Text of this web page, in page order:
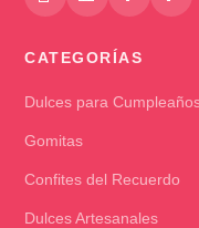
CATEGORÍAS
Dulces para
Gomitas
Confites del Recuerdo
Dulces Artesanales